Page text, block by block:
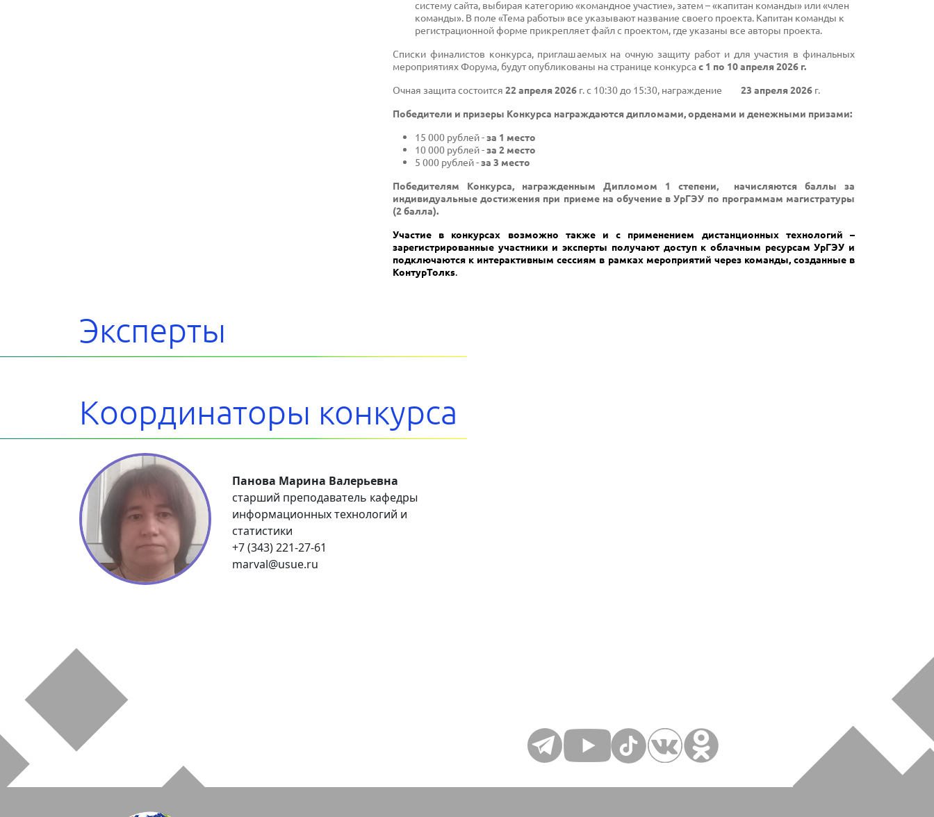
систему сайта, выбирая категорию «командное участие», затем – «капитан команды» или «член
команды». В поле «Тема работы» все указывают название своего проекта. Капитан команды к
регистрационной форме прикрепляет файл с проектом, где указаны все авторы проекта.
Списки финалистов конкурса, приглашаемых на очную защиту работ и для участия в финальных
мероприятиях Форума, будут опубликованы на странице конкурсас 1 по 10 апреля 2026 г.
Очная защита состоится 22 апреля 2026 г. с 10:30 до 15:30, награждение 23 апреля 2026 г.
Победители и призеры Конкурса награждаются дипломами, орденами и денежными призами:
15 000 рублей -за 1 место
10 000 рублей -за 2 место
5 000 рублей -за 3 место
Победителям Конкурса, награжденным Дипломом 1 степени, начисляются баллы за
индивидуальные достижения при приеме на обучение в УрГЭУ по программам магистратуры
(2 балла).
Участие в конкурсах возможно также и с применением дистанционных технологий –
зарегистрированные участники и эксперты получают доступ к облачным ресурсам УрГЭУ и
подключаются к интерактивным сессиям в рамках мероприятий через команды, созданные в
КонтурТолкs.
Эксперты
Координаторы конкурса
Панова Марина Валерьевна
старший преподаватель кафедры
информационных технологий и
статистики
+7 (343) 221-27-61
marval@usue.ru